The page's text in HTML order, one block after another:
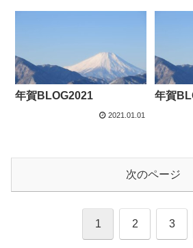
年賀BLOG2021
2021.01.01
年賀
次のページ
1 2 3